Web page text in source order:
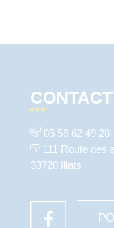
05 56 62 49 28
111 Route des
33720 Illats